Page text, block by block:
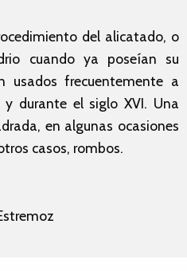
del alicatado, o
cuando ya poseían su
usados frecuentemente a
durante el siglo XVI. Una
en algunas ocasiones
casos, rombos.